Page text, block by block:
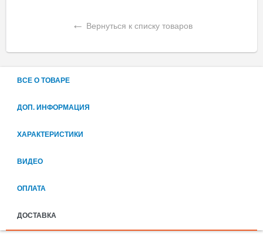
← Вернуться к списку товаров
ВСЕ О ТОВАРЕ
ДОП. ИНФОРМАЦИЯ
ХАРАКТЕРИСТИКИ
ВИДЕО
ОПЛАТА
ДОСТАВКА